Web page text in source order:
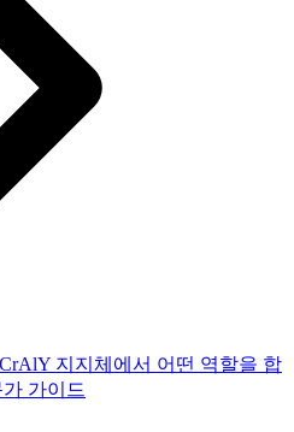
지지체에서 어떤 역할을 합
가이드